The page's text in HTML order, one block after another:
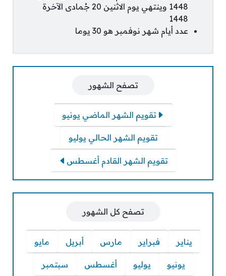
1448 وينتهي يوم الاثنين 20 جُمادى الآخرة
1448
عدد أيام شهر نوفمبر هو 30 يوما
تصفح الشهور
تقويم الشهر الماضي يونيو
تقويم الشهر الحالي يوليو
تقويم الشهر القادم أغسطس
تصفح كل الشهور
يناير فبراير مارس أبريل مايو
يونيو يوليو أغسطس سبتمبر